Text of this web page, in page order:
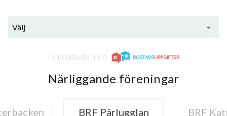
Välj
I samarbete med
Närliggande föreningar
BRF Kattugglan,
BRF